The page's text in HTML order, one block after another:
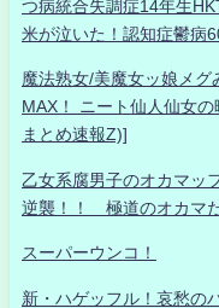
つ病統合失調症14年生
米が泣いた！認知症鬱病
魔法熟女/美魔女ッ娘メグ
MAX！ ニート仙人仙女
まとめ速報Z)]
乙女系腐男子のオカマッ
逆襲！！ 極道のオカマ
スーパーウンコ！
新・ハゲッフル！哀愁の